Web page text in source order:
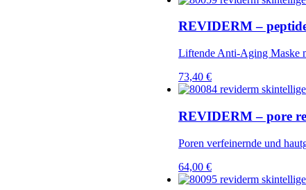
REVIDERM –
Liftende Anti-Aging Maske
73,40 €
REVIDERM – pore
Poren verfeinernde und
64,00 €